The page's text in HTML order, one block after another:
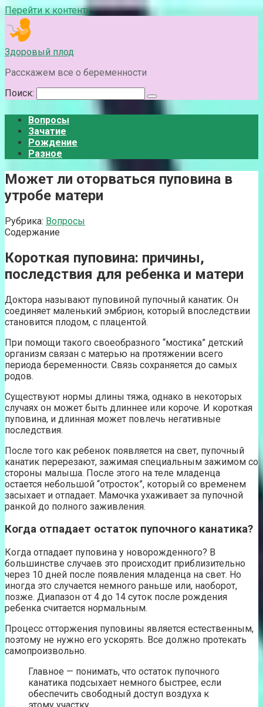
Перейти к контенту
Здоровый плод
Расскажем все о беременности
Поиск:
Вопросы
Зачатие
Рождение
Разное
Может ли оторваться пуповина в
утробе матери
Рубрика: Вопросы
Содержание
Короткая пуповина: причины,
последствия для ребенка и матери
Доктора называют пуповиной пупочный канатик. Он
соединяет маленький эмбрион, который впоследствии
становится плодом, с плацентой.
При помощи такого своеобразного “мостика” детский
организм связан с матерью на протяжении всего
периода беременности. Связь сохраняется до самых
родов.
Существуют нормы длины тяжа, однако в некоторых
случаях он может быть длиннее или короче. И короткая
пуповина, и длинная может повлечь негативные
последствия.
После того как ребенок появляется на свет, пупочный
канатик перерезают, зажимая специальным зажимом со
стороны малыша. После этого на теле младенца
остается небольшой “отросток”, который со временем
засыхает и отпадает. Мамочка ухаживает за пупочной
ранкой до полного заживления.
Когда отпадает остаток пупочного канатика?
Когда отпадает пуповина у новорожденного? В
большинстве случаев это происходит приблизительно
через 10 дней после появления младенца на свет. Но
иногда это случается немного раньше или, наоборот,
позже. Диапазон от 4 до 14 суток после рождения
ребенка считается нормальным.
Процесс отторжения пуповины является естественным,
поэтому не нужно его ускорять. Все должно протекать
самопроизвольно.
Главное — понимать, что остаток пупочного
канатика подсыхает немного быстрее, если
обеспечить свободный доступ воздуха к